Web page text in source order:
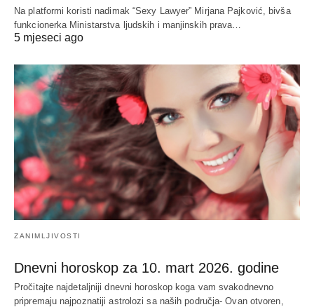
Na platformi koristi nadimak “Sexy Lawyer” Mirjana Pajković, bivša
funkcionerka Ministarstva ljudskih i manjinskih prava…
5 mjeseci ago
ZANIMLJIVOSTI
Dnevni horoskop za 10. mart 2026. godine
Pročitajte najdetaljniji dnevni horoskop koga vam svakodnevno
pripremaju najpoznatiji astrolozi sa naših područja- Ovan otvoren,